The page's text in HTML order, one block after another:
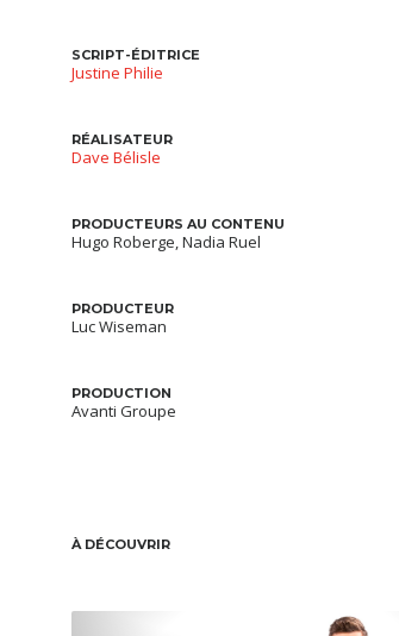
SCRIPT-ÉDITRICE
Justine Philie
RÉALISATEUR
Dave Bélisle
PRODUCTEURS AU CONTENU
Hugo Roberge, Nadia Ruel
PRODUCTEUR
Luc Wiseman
PRODUCTION
Avanti Groupe
À DÉCOUVRIR